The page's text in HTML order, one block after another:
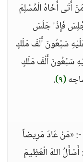
أَتَى أَخَاهُ الْمُسْلِمَ
فَإِذَا جَلَسَ
سَبْعُونَ أَلْفَ مَلَكٍ
سَبْعُونَ أَلْفَ مَلَكٍ
(٩) .
-: «مَنْ عَادَ مَرِيضاً
اللهَ الْعَظِيمَ